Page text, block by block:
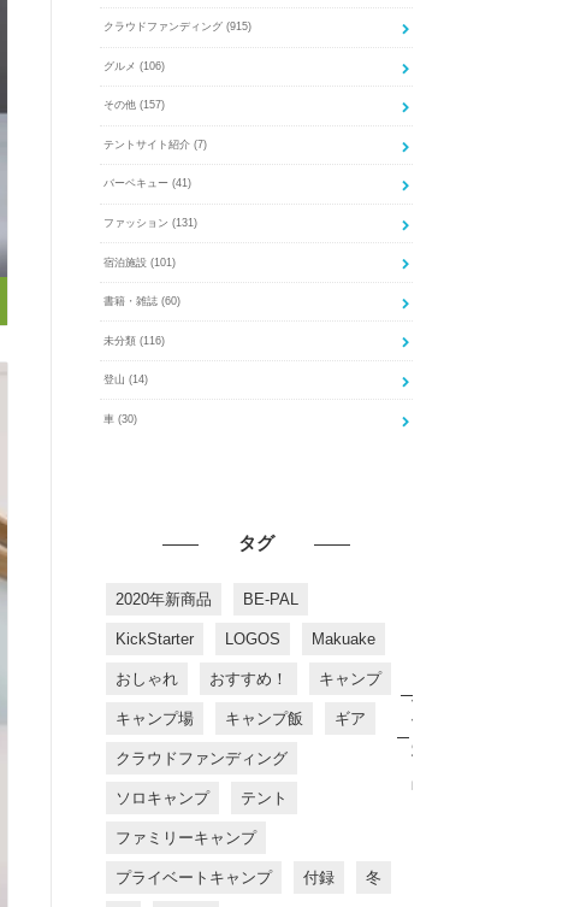
クラウドファンディング (915)
グルメ (106)
その他 (157)
テントサイト紹介 (7)
バーベキュー (41)
ファッション (131)
宿泊施設 (101)
書籍・雑誌 (60)
未分類 (116)
登山 (14)
車 (30)
タグ
2020年新商品 BE-PAL
KickStarter LOGOS Makuake
おしゃれ おすすめ！ キャンプ
キャンプ場 キャンプ飯 ギア
クラウドファンディング
ソロキャンプ テント
ファミリーキャンプ
プライベートキャンプ 付録 冬
す
す
め
商
品